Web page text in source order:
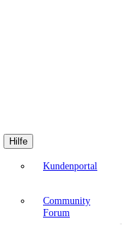
Hilfe
Kundenportal
Community
Forum